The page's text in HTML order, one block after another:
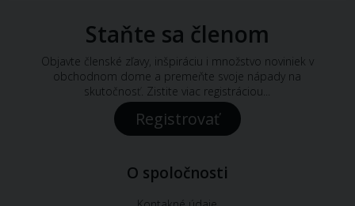
Staňte sa členom
Objavte členské zľavy, inšpiráciu i množstvo noviniek v
obchodnom dome a premeňte svoje nápady na
skutočnosť. Zistite viac registráciou...
Registrovať
O spoločnosti